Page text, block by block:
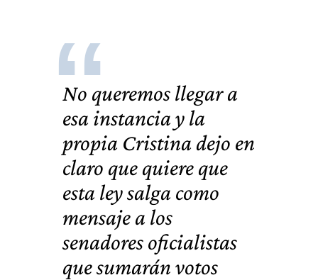
No queremos llegar a
esa instancia y la
propia Cristina dejo en
claro que quiere que
esta ley salga como
mensaje a los
senadores oficialistas
que sumarán votos